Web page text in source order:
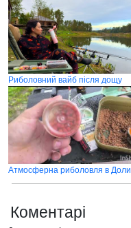
Риболовний вайб після дощу
Коментарі